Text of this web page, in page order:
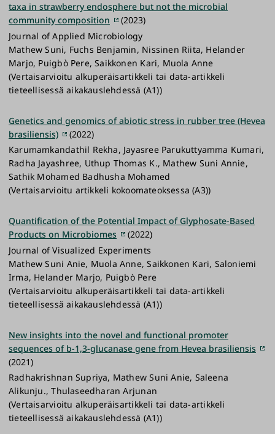
taxa in strawberry endosphere but not the microbial
community composition
(2023)
Journal of Applied Microbiology
Mathew Suni, Fuchs Benjamin, Nissinen Riita, Helander
Marjo, Puigbò Pere, Saikkonen Kari, Muola Anne
(Vertaisarvioitu alkuperäisartikkeli tai data-artikkeli
tieteellisessä aikakauslehdessä (A1))
Genetics and genomics of abiotic stress in rubber tree (Hevea
brasiliensis)
(2022)
Karumamkandathil Rekha, Jayasree Parukuttyamma Kumari,
Radha Jayashree, Uthup Thomas K., Mathew Suni Annie,
Sathik Mohamed Badhusha Mohamed
(Vertaisarvioitu artikkeli kokoomateoksessa (A3))
Quantification of the Potential Impact of Glyphosate-Based
Products on Microbiomes
(2022)
Journal of Visualized Experiments
Mathew Suni Anie, Muola Anne, Saikkonen Kari, Saloniemi
Irma, Helander Marjo, Puigbò Pere
(Vertaisarvioitu alkuperäisartikkeli tai data-artikkeli
tieteellisessä aikakauslehdessä (A1))
New insights into the novel and functional promoter
sequences of b-1,3-glucanase gene from Hevea brasiliensis
(2021)
Radhakrishnan Supriya, Mathew Suni Anie, Saleena
Alikunju., Thulaseedharan Arjunan
(Vertaisarvioitu alkuperäisartikkeli tai data-artikkeli
tieteellisessä aikakauslehdessä (A1))